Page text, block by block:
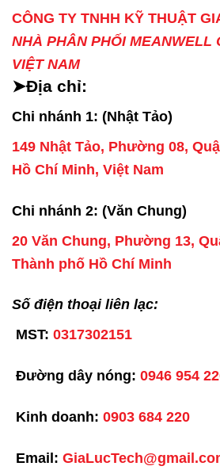
CÔNG TY TNHH KỸ THUẬT
NHÀ PHÂN PHỐI MEANWELL
VIỆT NAM
➤Địa chỉ:
Chi nhánh 1: (Nhật Tảo)
149 Nhật Tảo, Phường 08,
Hồ Chí Minh, Việt Nam
Chi nhánh 2: (Văn Chung)
20 Văn Chung, Phường 13,
Thành phố Hồ Chí Minh
Số điện thoại liên lạc:
MST: 0317302151
Đường dây nóng: 0946 954
Kinh doanh: 0903 684 220
Email: